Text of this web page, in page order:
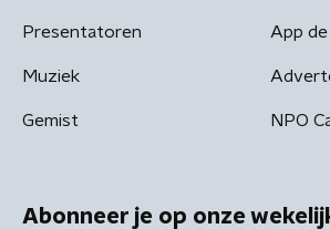
Presentatoren
Muziek
Gemist
App
NPO
Abonneer je op onze